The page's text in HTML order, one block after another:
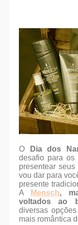
O Dia dos
desafio para os
presentear
vou dar para
presente
A
Mensch,
voltados ao
diversas
mais romântica